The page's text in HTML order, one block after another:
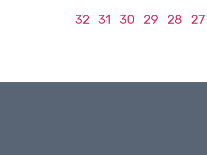
27
28
29
30
31
32